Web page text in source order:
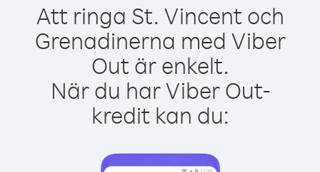
Att ringa St. Vincent och
Grenadinerna med Viber
Out är enkelt.
När du har Viber Out-
kredit kan du: